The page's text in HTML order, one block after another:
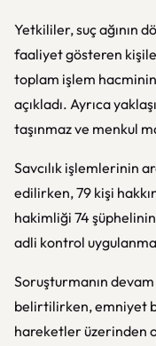
Yetkililer, suç ağının
faaliyet gösteren
toplam işlem hacminin
açıkladı. Ayrıca
taşınmaz ve menkul
Savcılık işlemlerinin
edilirken, 79 kişi
hakimliği 74
adli kontrol
Soruşturmanın
belirtilirken, emniyet
hareketler üzerinden